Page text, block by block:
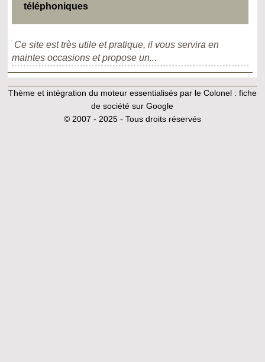
téléphoniques
Ce site est très utile et pratique, il vous servira en
maintes occasions et propose un...
Thème et intégration du moteur essentialisés par le Colonel : fiche
de société sur Google
© 2007 - 2025 - Tous droits réservés